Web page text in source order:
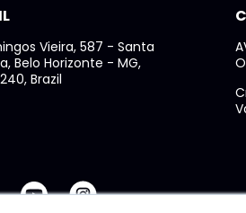
Vieira, 587 - Santa
Belo Horizonte - MG,
Brazil